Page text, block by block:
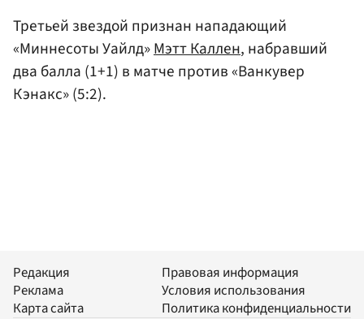
Третьей звездой признан нападающий
«Миннесоты Уайлд»Мэтт Каллен, набравший
два балла (1+1) в матче против «Ванкувер
Кэнакс» (5:2).
Редакция
Реклама
Карта сайта
Правовая информация
Условия использования
Политика конфиденциальности